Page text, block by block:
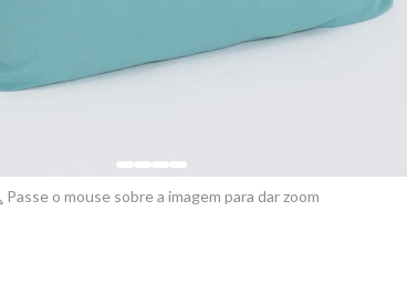
Passe o mouse sobre a imagem para dar zoom